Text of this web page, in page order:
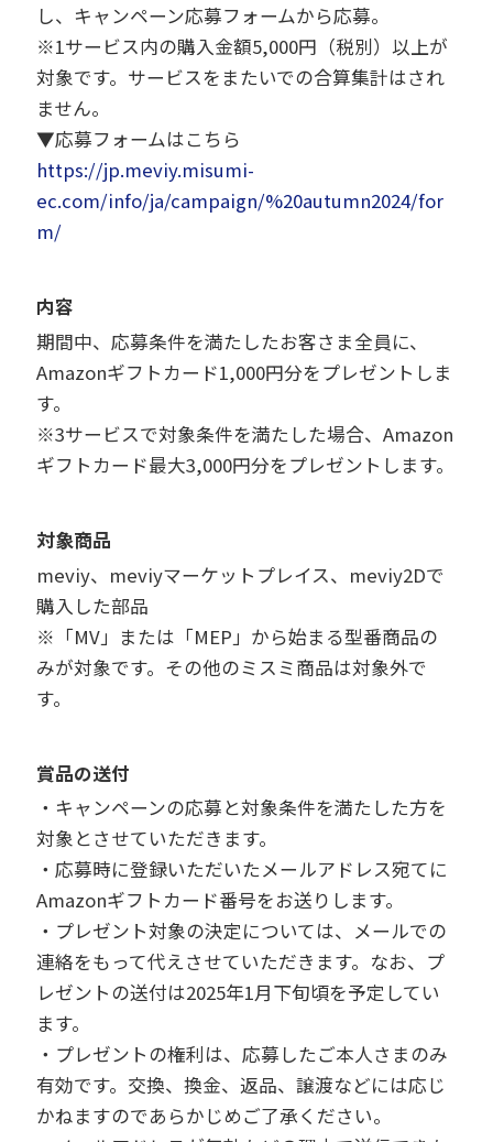
し、キャンペーン応募フォームから応募。
※1サービス内の購入金額5,000円（税別）以上が
対象です。サービスをまたいでの合算集計はされ
ません。
▼応募フォームはこちら
https://jp.meviy.misumi-
ec.com/info/ja/campaign/%20autumn2024/for
m/
内容
期間中、応募条件を満たしたお客さま全員に、
Amazonギフトカード1,000円分をプレゼントしま
す。
※3サービスで対象条件を満たした場合、Amazon
ギフトカード最大3,000円分をプレゼントします。
対象商品
meviy、meviyマーケットプレイス、meviy2Dで
購入した部品
※「MV」または「MEP」から始まる型番商品の
みが対象です。その他のミスミ商品は対象外で
す。
賞品の送付
・キャンペーンの応募と対象条件を満たした方を
対象とさせていただきます。
・応募時に登録いただいたメールアドレス宛てに
Amazonギフトカード番号をお送りします。
・プレゼント対象の決定については、メールでの
連絡をもって代えさせていただきます。なお、プ
レゼントの送付は2025年1月下旬頃を予定してい
ます。
・プレゼントの権利は、応募したご本人さまのみ
有効です。交換、換金、返品、譲渡などには応じ
かねますのであらかじめご了承ください。